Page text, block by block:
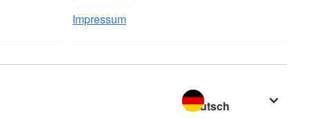
Impressum
Sprache wechseln zu